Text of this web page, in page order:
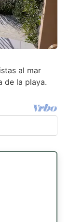
al mar
de la playa.